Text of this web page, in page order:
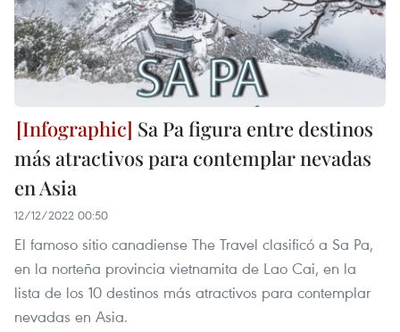
Sa Pa figura entre destinos
más atractivos para contemplar nevadas
en Asia
12/12/2022 00:50
El famoso sitio canadiense The Travel clasificó a Sa Pa,
en la norteña provincia vietnamita de Lao Cai, en la
lista de los 10 destinos más atractivos para contemplar
nevadas en Asia.